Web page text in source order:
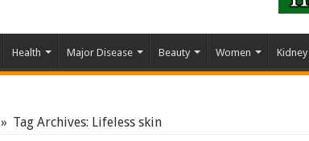
Health Major Disease Beauty Women Kidney
» Tag Archives: Lifeless skin